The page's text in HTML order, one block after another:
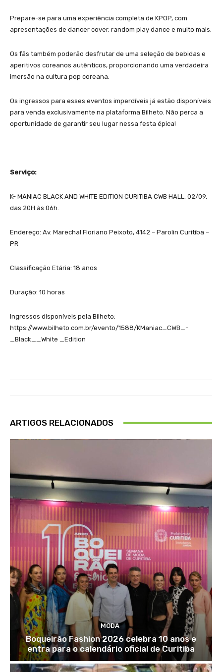
Prepare-se para uma experiência completa de KPOP, com
apresentações de dancer cover, random play dance e muito mais.
Os fãs também poderão desfrutar de uma seleção de bebidas e
aperitivos coreanos autênticos, proporcionando uma verdadeira
imersão na cultura pop coreana.
Os ingressos para esses eventos imperdíveis já estão disponíveis
para venda exclusivamente na plataforma Bilheto. Não perca a
oportunidade de garantir seu lugar nessa festa épica!
Serviço:
K- MANIAC BLACK AND WHITE EDITION CURITIBA CWB HALL: 02/09,
das 20H às 06h.
Endereço: Av. Marechal Floriano Peixoto, 4142 – Parolin Curitiba –
PR
Classificação Etária: 18 anos
Duração: 10 horas
Ingressos disponíveis pela Bilheto:
https://www.bilheto.com.br/evento/1588/KManiac_CWB_-
_Black__White _Edition
ARTIGOS RELACIONADOS
MODA
Boqueirão Fashion 2026 celebra 10 anos e
entra para o calendário oficial de Curitiba